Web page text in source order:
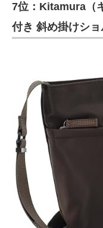
7位：Kitamura（
付き 斜め掛けシ